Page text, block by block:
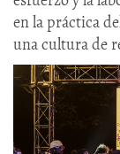
en la práctica
una cultura de